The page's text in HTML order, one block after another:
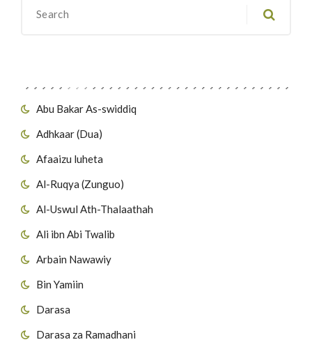
Abu Bakar As-swiddiq
Adhkaar (Dua)
Afaaizu luheta
Al-Ruqya (Zunguo)
Al-Uswul Ath-Thalaathah
Ali ibn Abi Twalib
Arbain Nawawiy
Bin Yamiin
Darasa
Darasa za Ramadhani